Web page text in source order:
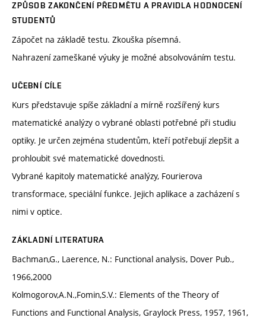
ZPŮSOB ZAKONČENÍ PŘEDMĚTU A PRAVIDLA HODNOCENÍ
STUDENTŮ
Zápočet na základě testu. Zkouška písemná.
Nahrazení zameškané výuky je možné absolvováním testu.
UČEBNÍ CÍLE
Kurs představuje spíše základní a mírně rozšířený kurs
matematické analýzy o vybrané oblasti potřebné při studiu
optiky. Je určen zejména studentům, kteří potřebují zlepšit a
prohloubit své matematické dovednosti.
Vybrané kapitoly matematické analýzy, Fourierova
transformace, speciální funkce. Jejich aplikace a zacházení s
nimi v optice.
ZÁKLADNÍ LITERATURA
Bachman,G., Laerence, N.: Functional analysis, Dover Pub.,
1966,2000
Kolmogorov,A.N.,Fomin,S.V.: Elements of the Theory of
Functions and Functional Analysis, Graylock Press, 1957, 1961,